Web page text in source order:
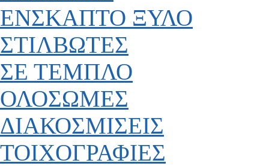
ΕΝΣΚΑΠΤΟ ΞΥΛΟ
ΣΤΙΛΒΩΤΕΣ
ΣΕ ΤΕΜΠΛΟ
ΟΛΟΣΩΜΕΣ
ΔΙΑΚΟΣΜΙΣΕΙΣ
ΤΟΙΧΟΓΡΑΦΙΕΣ